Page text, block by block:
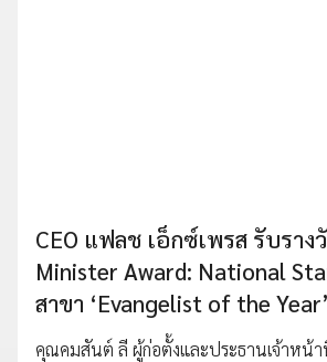
CEO แฟลช เอ็กซ์เพรส รับราง
Minister Award: National
สาขา ‘Evangelist of the Year’
คุณคมสันต์ ลี ผู้ก่อตั้งและประธานเจ้าหน้